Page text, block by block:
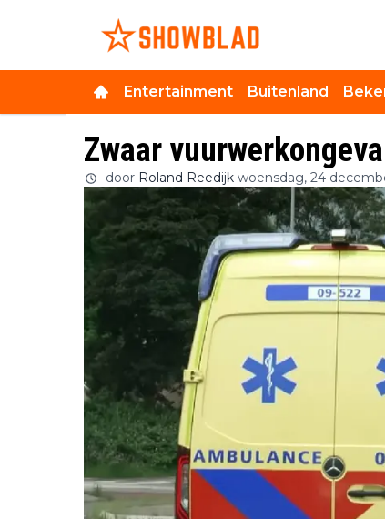
Entertainment Buitenland
Zwaar
door Roland Reedijk woensdag, 24